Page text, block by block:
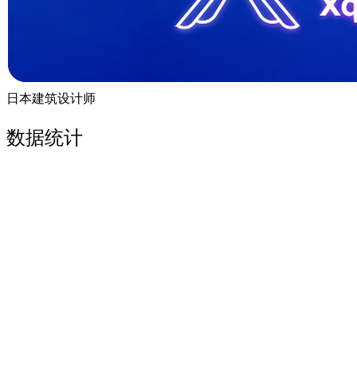
日本建筑设计师
数据统计